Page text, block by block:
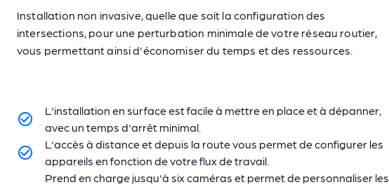
Installation non invasive, quelle que soit la configuration des
intersections, pour une perturbation minimale de votre réseau routier,
vous permettant ainsi d'économiser du temps et des ressources.
L'installation en surface est facile à mettre en place et à dépanner,
avec un temps d'arrêt minimal.
L'accès à distance et depuis la route vous permet de configurer les
appareils en fonction de votre flux de travail.
Prend en charge jusqu'à six caméras et permet de personnaliser les